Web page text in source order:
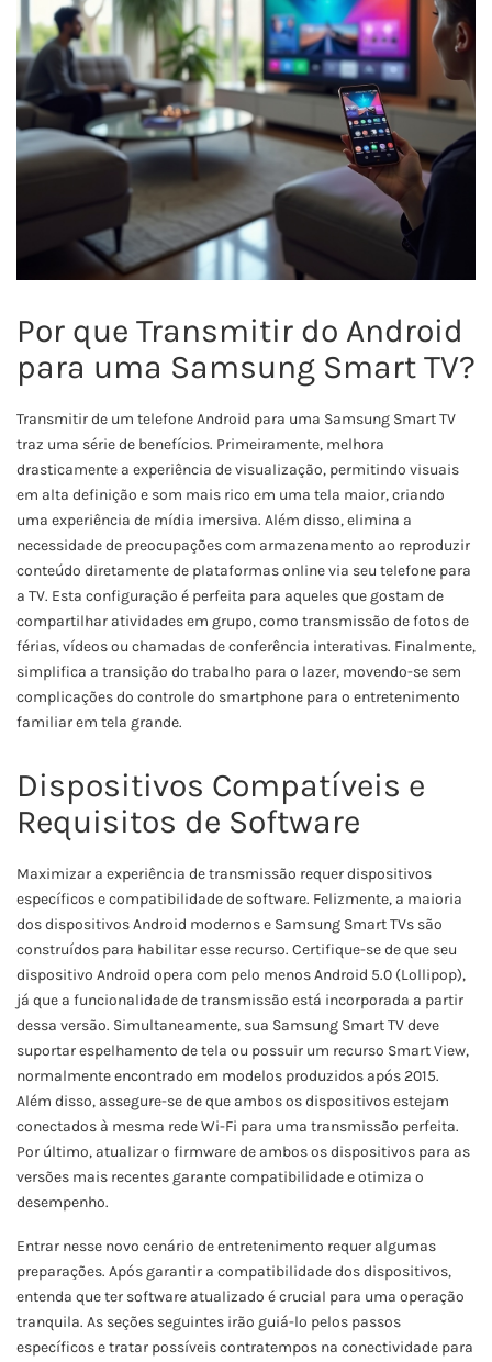
Por que Transmitir do Android
para uma Samsung Smart TV?
Transmitir de um telefone Android para uma Samsung Smart TV
traz uma série de benefícios. Primeiramente, melhora
drasticamente a experiência de visualização, permitindo visuais
em alta definição e som mais rico em uma tela maior, criando
uma experiência de mídia imersiva. Além disso, elimina a
necessidade de preocupações com armazenamento ao reproduzir
conteúdo diretamente de plataformas online via seu telefone para
a TV. Esta configuração é perfeita para aqueles que gostam de
compartilhar atividades em grupo, como transmissão de fotos de
férias, vídeos ou chamadas de conferência interativas. Finalmente,
simplifica a transição do trabalho para o lazer, movendo-se sem
complicações do controle do smartphone para o entretenimento
familiar em tela grande.
Dispositivos Compatíveis e
Requisitos de Software
Maximizar a experiência de transmissão requer dispositivos
específicos e compatibilidade de software. Felizmente, a maioria
dos dispositivos Android modernos e Samsung Smart TVs são
construídos para habilitar esse recurso. Certifique-se de que seu
dispositivo Android opera com pelo menos Android 5.0 (Lollipop),
já que a funcionalidade de transmissão está incorporada a partir
dessa versão. Simultaneamente, sua Samsung Smart TV deve
suportar espelhamento de tela ou possuir um recurso Smart View,
normalmente encontrado em modelos produzidos após 2015.
Além disso, assegure-se de que ambos os dispositivos estejam
conectados à mesma rede Wi-Fi para uma transmissão perfeita.
Por último, atualizar o firmware de ambos os dispositivos para as
versões mais recentes garante compatibilidade e otimiza o
desempenho.
Entrar nesse novo cenário de entretenimento requer algumas
preparações. Após garantir a compatibilidade dos dispositivos,
entenda que ter software atualizado é crucial para uma operação
tranquila. As seções seguintes irão guiá-lo pelos passos
específicos e tratar possíveis contratempos na conectividade para